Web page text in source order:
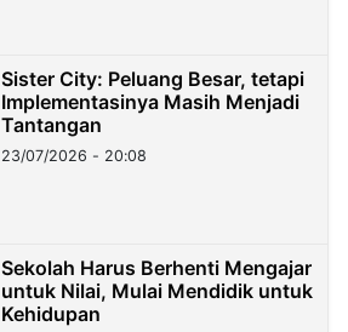
Sister City: Peluang Besar, tetapi
Implementasinya Masih Menjadi
Tantangan
23/07/2026 - 20:08
Sekolah Harus Berhenti Mengajar
untuk Nilai, Mulai Mendidik untuk
Kehidupan